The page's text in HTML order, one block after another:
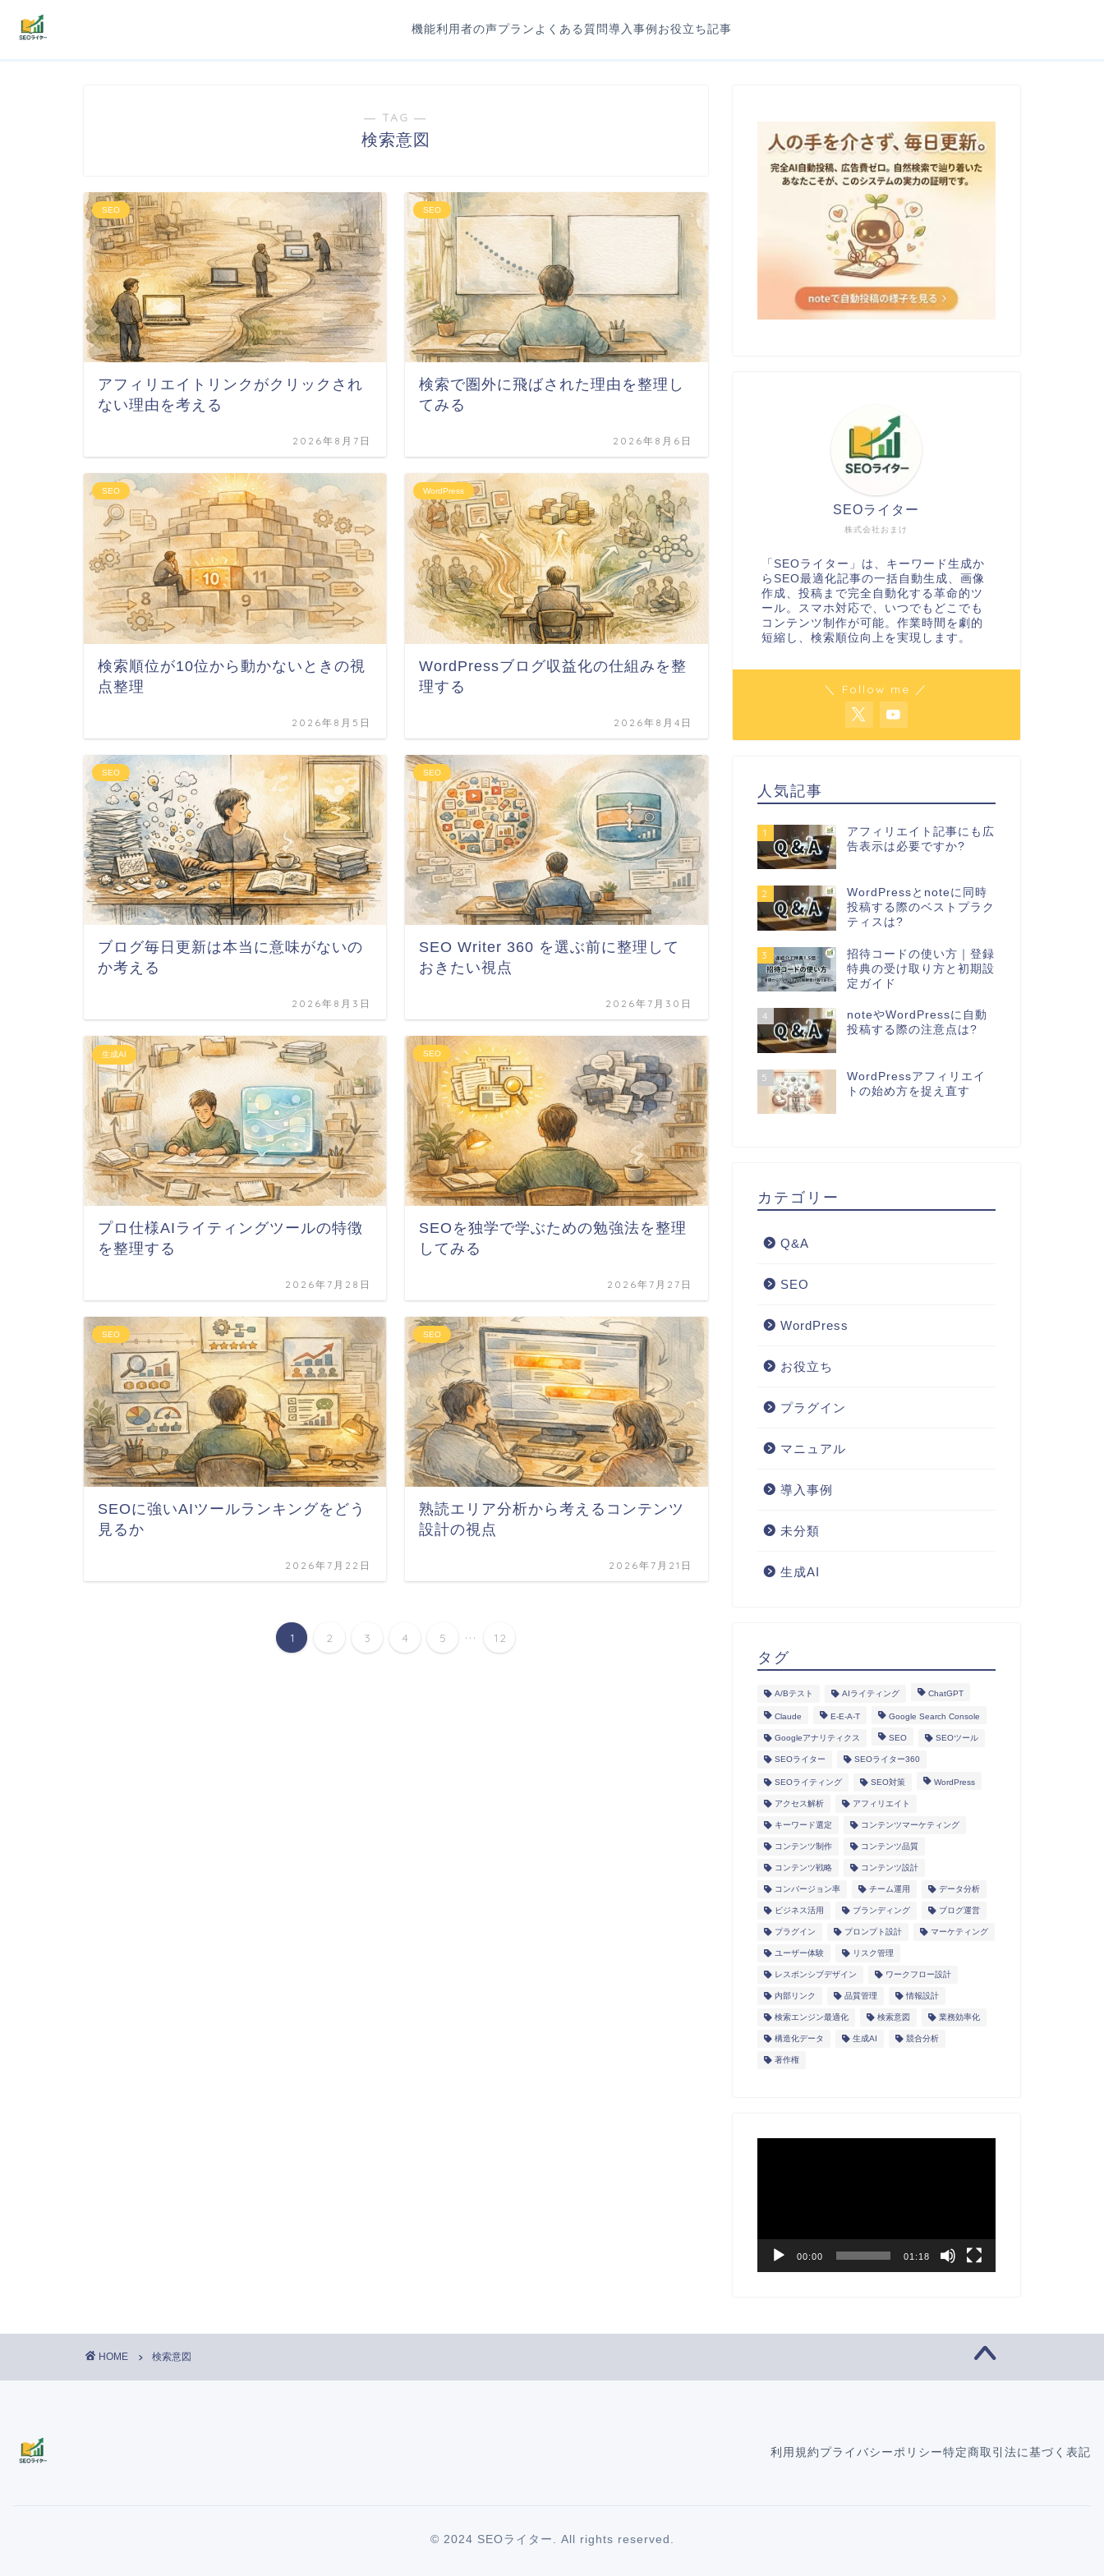
機能利用者の声プラン よくある質問導入事例 お役立ち記事
よくある質問
お役立ち記事
― TAG ―
検索意図
SEO
アフィリエイトリンクがクリックされ
ない理由を考える
2026年8月7日
SEO
検索で圏外に飛ばされた理由を整理し
てみる
2026年8月6日
SEO
検索順位が10位から動かないときの視
点整理
2026年8月5日
WordPress
WordPressブログ収益化の仕組みを整
理する
2026年8月4日
SEO
ブログ毎日更新は本当に意味がないの
か考える
2026年8月3日
SEO
SEO Writer 360 を選ぶ前に整理して
おきたい視点
2026年7月30日
生成AI
プロ仕様AIライティングツールの特徴
を整理する
2026年7月28日
SEO
SEOを独学で学ぶための勉強法を整理
してみる
2026年7月27日
SEO
SEOに強いAIツールランキングをどう
見るか
2026年7月22日
SEO
熟読エリア分析から考えるコンテンツ
設計の視点
2026年7月21日
1 2 3 4 5 ... 12
株式会社おまけ
SEOライター
「SEOライター」は、キーワード生成か
らSEO最適化記事の一括自動生成、画像
作成、投稿まで完全自動化する革命的ツ
ール。スマホ対応で、いつでもどこでも
コンテンツ制作が可能。作業時間を劇的
短縮し、検索順位向上を実現します。
＼ Follow me ／
人気記事
1
アフィリエイト記事にも広
告表示は必要ですか?
2
WordPressとnoteに同時
投稿する際のベストプラク
ティスは?
3
招待コードの使い方｜登録
特典の受け取り方と初期設
定ガイド
4
noteやWordPressに自動
投稿する際の注意点は?
5
WordPressアフィリエイ
トの始め方を捉え直す
カテゴリー
Q&A
SEO
WordPress
お役立ち
プラグイン
マニュアル
導入事例
未分類
生成AI
タグ
A/Bテスト AIライティング ChatGPT
Claude E-E-A-T Google Search Console
Googleアナリティクス SEO SEOツール
SEOライター SEOライター360
SEOライティング SEO対策 WordPress
アクセス解析 アフィリエイト
キーワード選定 コンテンツマーケティング
コンテンツ制作 コンテンツ品質
コンテンツ戦略 コンテンツ設計
コンバージョン率 チーム運用 データ分析
ビジネス活用 ブランディング ブログ運営
プラグイン プロンプト設計 マーケティング
ユーザー体験 リスク管理
レスポンシブデザイン ワークフロー設計
内部リンク 品質管理 情報設計
検索エンジン最適化 検索意図 業務効率化
構造化データ 生成AI 競合分析
著作権
00:00 01:18
HOME 検索意図
利用規約プライバシーポリシー特定商取引法に基づく表記
© 2024 SEOライター. All rights reserved.